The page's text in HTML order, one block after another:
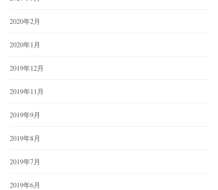
2020年2月
2020年1月
2019年12月
2019年11月
2019年9月
2019年8月
2019年7月
2019年6月